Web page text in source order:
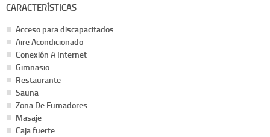
CARACTERÍSTICAS
Acceso para discapacitados
Aire Acondicionado
Conexión A Internet
Gimnasio
Restaurante
Sauna
Zona De Fumadores
Masaje
Caja fuerte